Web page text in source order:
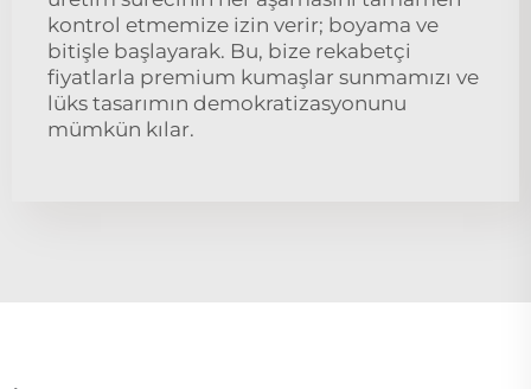
kontrol etmemize izin verir; boyama ve
bitişle başlayarak. Bu, bize rekabetçi
fiyatlarla premium kumaşlar sunmamızı ve
lüks tasarımın demokratizasyonunu
mümkün kılar.